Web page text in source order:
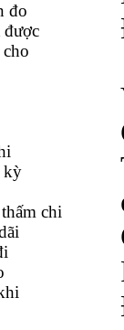
đo
được
kỳ
chi